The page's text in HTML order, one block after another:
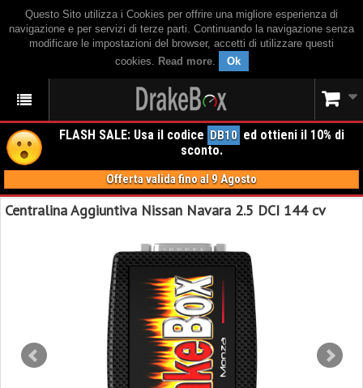
Questo Sito utilizza i Cookies per offrire una migliore esperienza di
navigazione e per servizi di terze parti. Continuando la navigazione senza
modificare le impostazioni del browser, accetti di utilizzare questi
cookies. Read more. Ok
FLASH SALE: Usa il codice DB10 ed ottieni il 10% di
sconto.
Offerta valida fino al 9 Agosto
Centralina Aggiuntiva Nissan Navara 2.5 DCI 144 cv